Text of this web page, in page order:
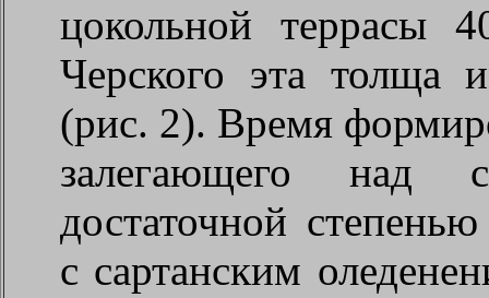
цокольной террасы
Черского эта толща
(рис. 2). Время
залегающего
достаточной
с сартанским